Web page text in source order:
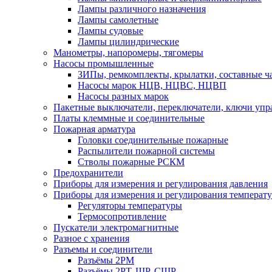
Лампы различного назначения
Лампы самолетные
Лампы судовые
Лампы цилиндрические
Манометры, напоромеры, тягомеры
Насосы промышленные
ЗИПы, ремкомплекты, крылатки, составные
Насосы марок НЦВ, НЦВС, НЦВП
Насосы разных марок
Пакетные выключатели, переключатели, ключи
Платы клеммные и соединительные
Пожарная арматура
Головки соединительные пожарные
Распылители пожарной системы
Стволы пожарные РСКМ
Предохранители
Приборы для измерения и регулирования давления
Приборы для измерения и регулирования
Регуляторы температуры
Термосопротивление
Пускатели электромагнитные
Разное с хранения
Разъемы и соединители
Разъёмы 2РМ